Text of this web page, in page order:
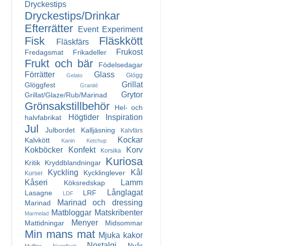
Dryckestips
Dryckestips/Drinkar
Efterrätter
Event Experiment
Fisk Fläskfärs Fläskkött
Fredagsmat Frikadeller Frukost
Frukt och bär Födelsedagar
Förrätter Gelato Glass Glögg
Glöggfest Granité Grillat
Grillat/Glaze/Rub/Marinad Grytor
Grönsakstillbehör
Hel- och
halvfabrikat
Högtider Inspiration
Jul Julbordet Kalljäsning Kalvfärs
Kalvkött Kanin Ketchup
Kockar
Kokböcker
Konfekt Korsika Korv
Kritik Kryddblandningar Kuriosa
Kurser Kyckling Kycklinglever
Kål
Kåseri
Köksredskap Lamm
Lasagne LDF LRF Långlagat
Marinad Marinad och dressing
Marmelad Matbloggar Matskribenter
Mattidningar Menyer Midsommar
Min mans mat Mjuka kakor